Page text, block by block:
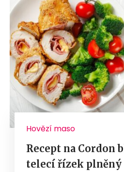
Hovězí maso
Recept na Cordon
telecí řízek plněný